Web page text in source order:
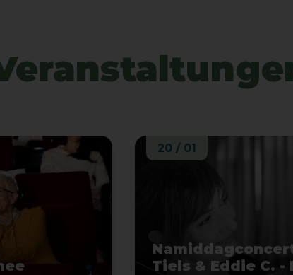
Tiels & Eddie C. -
20 / 01